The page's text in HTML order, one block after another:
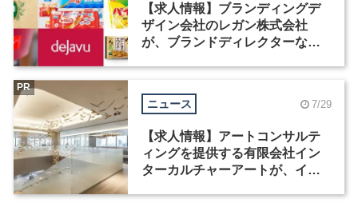
【求人情報】ブランディングデ
ザイン会社のレガン株式会社
が、ブランドディレクターなど3
ニュース 7/29
【求人情報】アートコンサルテ
ィングを提供する有限会社イン
ターカルチャーアートが、イン
PR